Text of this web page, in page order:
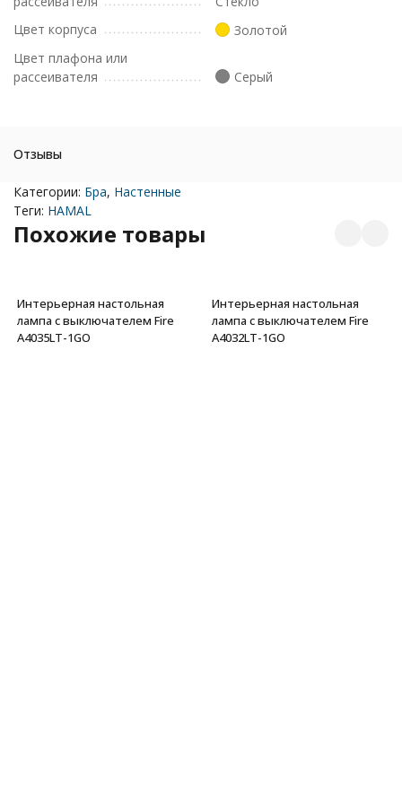
Цвет корпуса
Золотой
Цвет плафона или
рассеивателя
Серый
Отзывы
Категории: Бра, Настенные
Теги: HAMAL
Похожие товары
Интерьерная настольная
лампа с выключателем Fire
A4035LT-1GO
Интерьерная настольная
лампа с выключателем Fire
A4032LT-1GO